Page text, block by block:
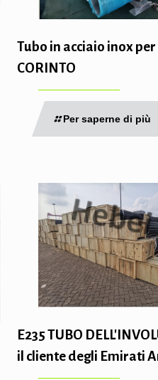
Tubo in acciaio inox
CORINTO
Per saperne di più
E235 TUBO
il cliente degli Emirati